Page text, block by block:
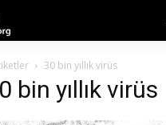
30 bin yıllık virüs
bin yıllık virüs